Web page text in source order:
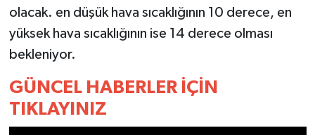
olacak. en düşük hava sıcaklığının 10 derece, en
yüksek hava sıcaklığının ise 14 derece olması
bekleniyor.
GÜNCEL HABERLER İÇİN
TIKLAYINIZ
MAGAZİN
SAĞLIK